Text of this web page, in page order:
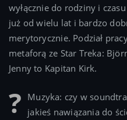
wyłącznie do rodziny i
już od wielu lat i bardzo
merytorycznie. Podział
metaforą ze Star Treka:
Jenny to Kapitan Kirk.
Muzyka: czy w
jakieś nawiązania do